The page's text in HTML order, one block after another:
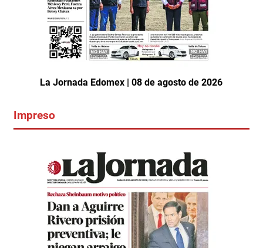
La Jornada Edomex | 08 de agosto de 2026
Impreso